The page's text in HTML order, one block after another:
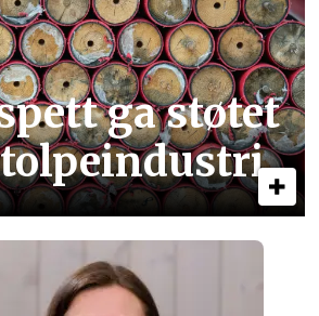
ga støtet